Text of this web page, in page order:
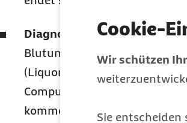
Cookie-
Wir schützen
Sie entscheiden
Diagnostik:
Zusätzlich zu
Blutuntersuchung wird
(Liquorpunktion). Außerdem
Computer
kommen.